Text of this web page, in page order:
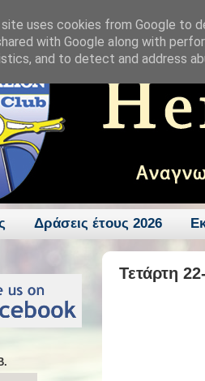
Δράσεις έτους 2026
Τετάρτη
uses cookies from Google to
with Google along with
and to detect and address